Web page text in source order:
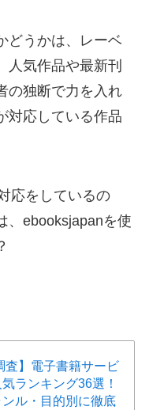
どうかは、レーベ
人気作品や最新刊
の独断で力を入れ
対応している作品
応をしているの
、ebooksjapanを使
査】電子書籍サービ
ランキング36選！
ル・目的別に徹底